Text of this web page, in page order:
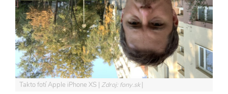
Takto fotí Apple iPhone XS Zdroj: fony.sk